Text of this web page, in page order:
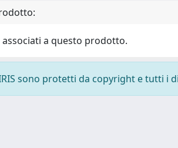
a questo prodotto.
sono protetti da copyright e tutti i